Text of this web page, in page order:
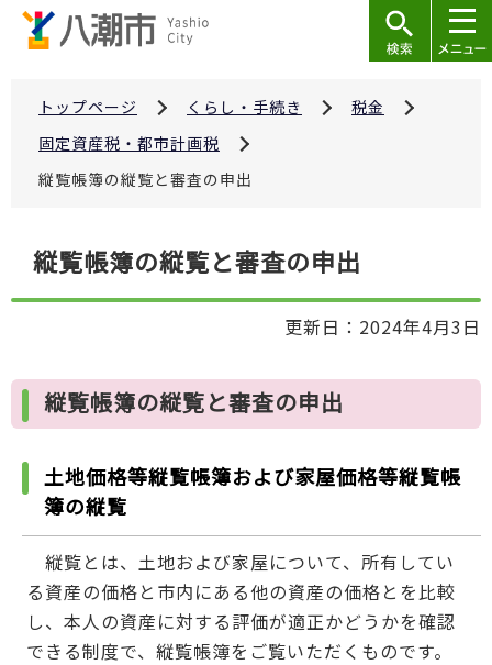
トップページ くらし・手続き
税金
固定資産税・都市計画税
縦覧帳簿の縦覧と審査の申出
こ
ら
縦覧帳簿の縦覧と審査の申出
更新日：2024年4月3日
縦覧帳簿の縦覧と審査の申出
土地価格等縦覧帳簿および家屋価格等縦覧帳
簿の縦覧
縦覧とは、土地および家屋について、所有してい
る資産の価格と市内にある他の資産の価格とを比較
し、本人の資産に対する評価が適正かどうかを確認
できる制度で、縦覧帳簿をご覧いただくものです。